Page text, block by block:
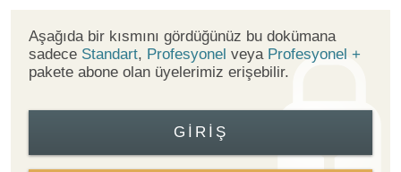
Aşağıda bir kısmını gördüğünüz bu dokümana
sadece Standart, Profesyonel veya Profesyonel +
pakete abone olan üyelerimiz erişebilir.
GIRIŞ